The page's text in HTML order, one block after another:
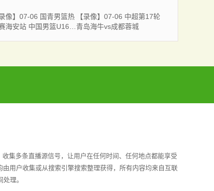
录像】07-06 国青男篮热
海安站 中国男篮U16 -
【录像】07-06 中超第17轮
青岛海牛vs成都蓉城
集多条直播源信号，让用户在任何时间、任何地点都能享受
用户收集或从搜索引擎搜索整理获得，所有内容均来自互联
理。